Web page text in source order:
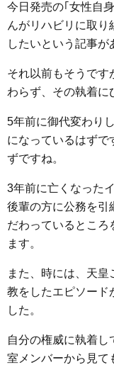
今日発売の｢女性自
んがリハビリに取り
したいという記事が
それ以前もそうです
わらず、その執着に
5年前に御代変わり
になっているはずで
ずですね。
3年前に亡くなった
後輩の方に公務を引
だわっているところ
ます。
また、時には、天
教をしたエピソード
した。
自分の権威に執着し
室メンバーから見て